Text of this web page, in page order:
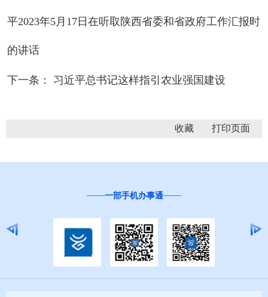
平2023年5月17日在听取陕西省委和省政府工作汇报时
的讲话
下一条： 习近平总书记这样指引农业强国建设
收藏
一部手机办事通